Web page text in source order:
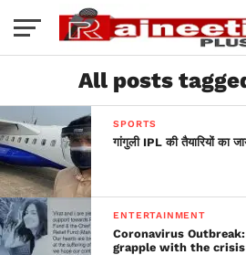
All posts
SPORTS
गांगुली IPL की तैयारियों का
ENTERTAINMENT
Coronavirus
grapple with the crisis